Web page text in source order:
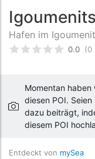
Hafen im
bewertet0 /5
0.0 (0
Momentan haben
diesen POI.
dazu beiträgt,
diesem POI
Entdeckt von mySea